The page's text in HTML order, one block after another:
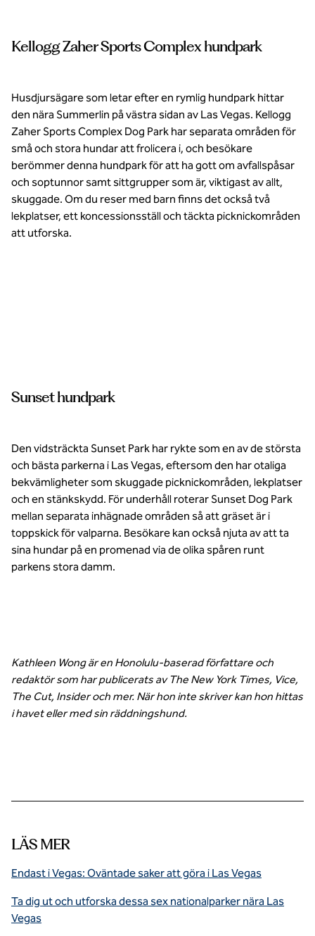
Kellogg Zaher Sports Complex hundpark
Husdjursägare som letar efter en rymlig hundpark hittar
den nära Summerlin på västra sidan av Las Vegas. Kellogg
Zaher Sports Complex Dog Park har separata områden för
små och stora hundar att frolicera i, och besökare
berömmer denna hundpark för att ha gott om avfallspåsar
och soptunnor samt sittgrupper som är, viktigast av allt,
skuggade. Om du reser med barn finns det också två
lekplatser, ett koncessionsställ och täckta picknickområden
att utforska.
Sunset hundpark
Den vidsträckta Sunset Park har rykte som en av de största
och bästa parkerna i Las Vegas, eftersom den har otaliga
bekvämligheter som skuggade picknickområden, lekplatser
och en stänkskydd. För underhåll roterar Sunset Dog Park
mellan separata inhägnade områden så att gräset är i
toppskick för valparna. Besökare kan också njuta av att ta
sina hundar på en promenad via de olika spåren runt
parkens stora damm.
Kathleen Wong är en Honolulu-baserad författare och
redaktör som har publicerats av The New York Times, Vice,
The Cut, Insider och mer. När hon inte skriver kan hon hittas
i havet eller med sin räddningshund.
LÄS MER
Endast i Vegas: Oväntade saker att göra i Las Vegas
Ta dig ut och utforska dessa sex nationalparker nära Las
Vegas